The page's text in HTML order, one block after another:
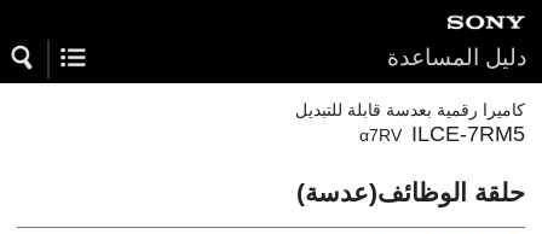
دليل المساعدة
كاميرا رقمية بعدسة قابلة للتبديل
ILCE-7RM5
α7RV